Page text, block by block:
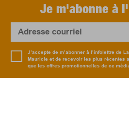
Je m'abonne à
J’accepte de m’abonner à l’infolettre de
Mauricie et de recevoir les plus récentes
que les offres promotionnelles de ce